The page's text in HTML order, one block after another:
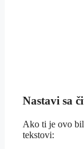
Nastavi sa
Ako ti je ovo
tekstovi: